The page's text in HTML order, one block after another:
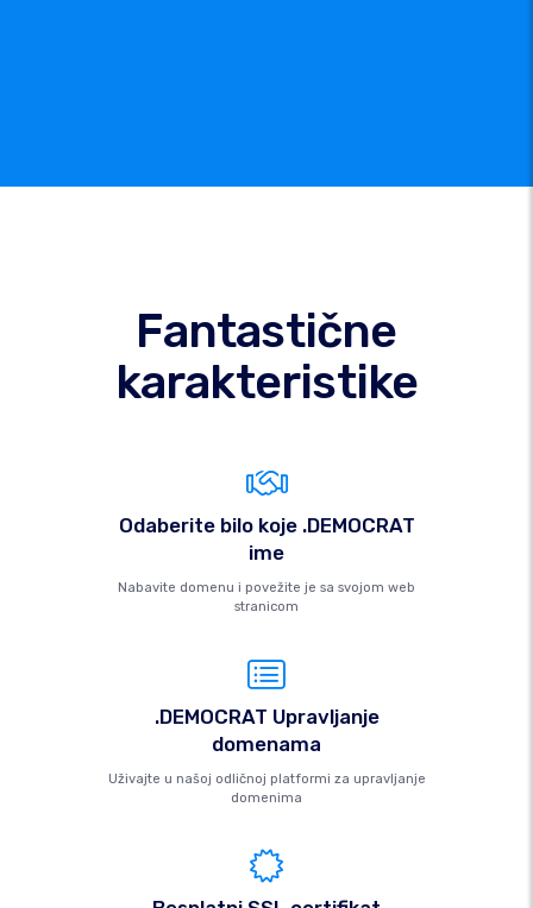
Fantastične
karakteristike
Odaberite bilo koje .DEMOCRAT
ime
Nabavite domenu i povežite je sa svojom web
stranicom
.DEMOCRAT Upravljanje
domenama
Uživajte u našoj odličnoj platformi za upravljanje
domenima